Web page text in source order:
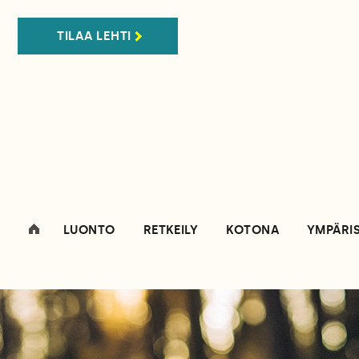
TILAA LEHTI
LUONTO RETKEILY KOTONA